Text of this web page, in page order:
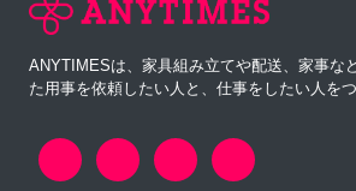
ANYTIMESは、家具組み立てや配送、家事な
た用事を依頼したい人と、仕事をしたい人を